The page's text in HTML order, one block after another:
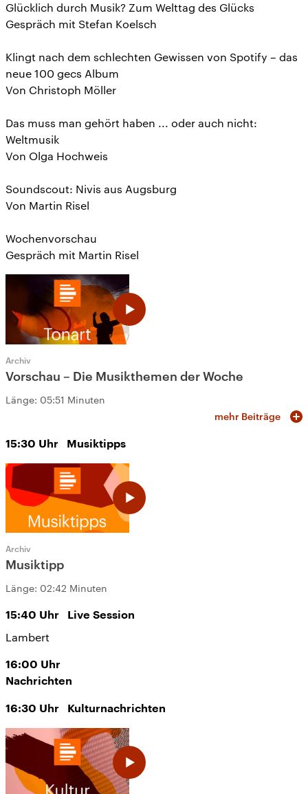
Glücklich durch Musik? Zum Welttag des Glücks
Gespräch mit Stefan Koelsch
Klingt nach dem schlechten Gewissen von Spotify – das
neue 100 gecs Album
Von Christoph Möller
Das muss man gehört haben ... oder auch nicht:
Weltmusik
Von Olga Hochweis
Soundscout: Nivis aus Augsburg
Von Martin Risel
Wochenvorschau
Gespräch mit Martin Risel
Archiv
Vorschau – Die Musikthemen der Woche
Länge: 05:51 Minuten
mehr Beiträge
15:30 Uhr Musiktipps
Archiv
Musiktipp
Länge: 02:42 Minuten
15:40 Uhr Live Session
Lambert
16:00 Uhr
Nachrichten
16:30 Uhr Kulturnachrichten